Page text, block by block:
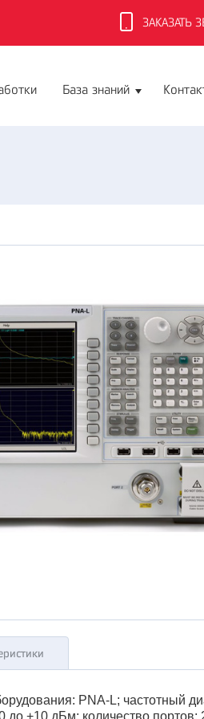
ЗАКАЗАТЬ
База знаний
PNA-L; частотный
+10 дБм; количество портов: